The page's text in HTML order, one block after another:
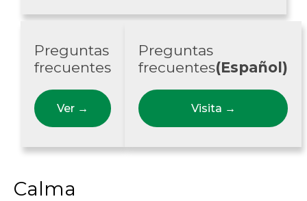
Preguntas
frecuentes
Ver →
Preguntas
frecuentes(Español)
Visita →
Calma